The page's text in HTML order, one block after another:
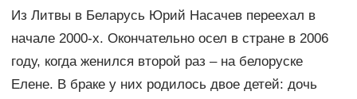
Из Литвы в Беларусь Юрий Насачев переехал в
начале 2000-х. Окончательно осел в стране в 2006
году, когда женился второй раз – на белоруске
Елене. В браке у них родилось двое детей: дочь